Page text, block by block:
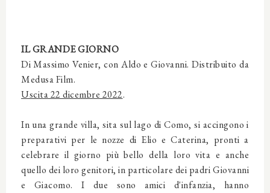
IL GRANDE GIORNO
Di Massimo Venier, con Aldo e Giovanni. Distribuito da
Medusa Film.
Uscita 22 dicembre 2022.
In una grande villa, sita sul lago di Como, si accingono i
preparativi per le nozze di Elio e Caterina, pronti a
celebrare il giorno più bello della loro vita e anche
quello dei loro genitori, in particolare dei padri Giovanni
e Giacomo. I due sono amici d'infanzia, hanno